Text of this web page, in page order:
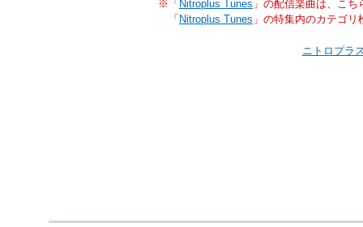
※「 Nitroplus Tunes 」の配信楽曲は、こ
「 Nitroplus Tunes 」の特集内のカテゴ
ニトロプラ